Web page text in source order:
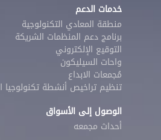
خدمات الدعم
منطقة المعادي التكنولوجية
برنامج دعم المنظمات الشريكة
التوقيع الإلكتروني
واحات السيليكون
مُجمعات الابداع
تنظيم تراخيص أنشطة تكنولوجيا
الوصول إلى الأسواق
أحداث مجمعه